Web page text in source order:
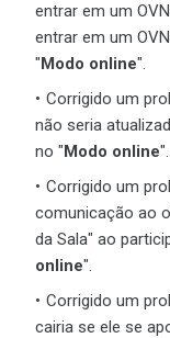
entrar em um
entrar em um
"Modo online".
Corrigido um
não seria
no "Modo online".
Corrigido um
comunicação ao
da Sala" ao
online".
Corrigido um
cairia se ele se